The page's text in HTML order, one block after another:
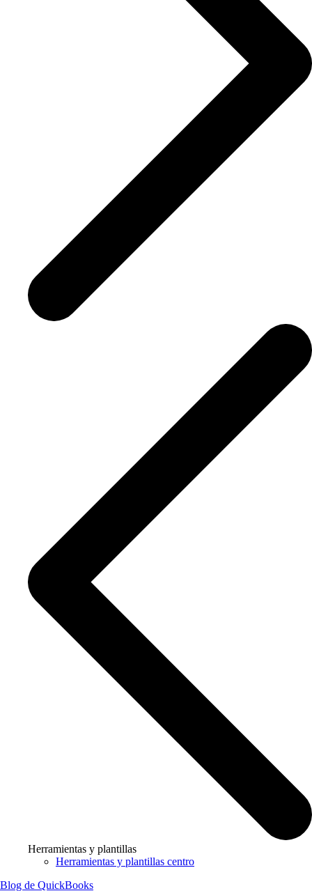
Herramientas y plantillas
Herramientas y plantillas centro
Blog de QuickBooks